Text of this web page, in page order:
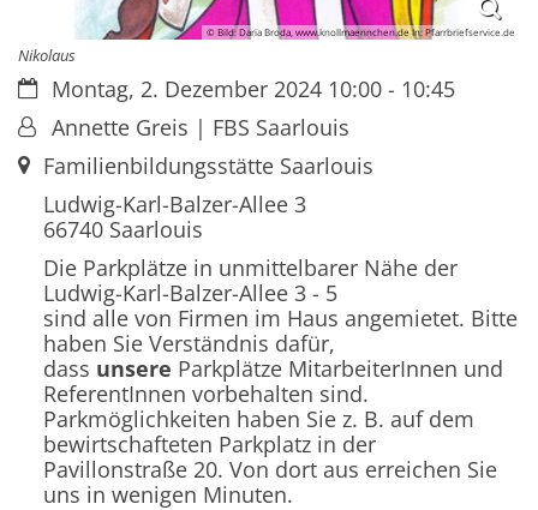
© Bild: Daria Broda, www.knollmaennchen.de In: Pfarrbriefservice.de
Nikolaus
Datum:Montag, 2. Dezember 2024 10:00 - 10:45
Von:Annette Greis | FBS Saarlouis
Ort:Familienbildungsstätte Saarlouis
Ludwig-Karl-Balzer-Allee 3
66740 Saarlouis
Die Parkplätze in unmittelbarer Nähe der
Ludwig-Karl-Balzer-Allee 3 - 5
sind alle von Firmen im Haus angemietet. Bitte
haben Sie Verständnis dafür,
dass unsere Parkplätze MitarbeiterInnen und
ReferentInnen vorbehalten sind.
Parkmöglichkeiten haben Sie z. B. auf dem
bewirtschafteten Parkplatz in der
Pavillonstraße 20. Von dort aus erreichen Sie
uns in wenigen Minuten.